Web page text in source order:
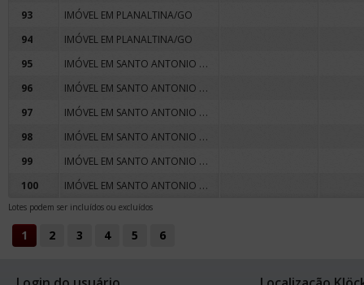
93
IMÓVEL EM PLANALTINA/GO
94
IMÓVEL EM PLANALTINA/GO
95
IMÓVEL EM SANTO ANTONIO DO DESCOBERTO/GO
96 IMÓVEL EM SANTO ANTONIO DO DESCOBERTO/GO
97 IMÓVEL EM SANTO ANTONIO DO DESCOBERTO/GO
98 IMÓVEL EM SANTO ANTONIO DO DESCOBERTO/GO
99 IMÓVEL EM SANTO ANTONIO DO DESCOBERTO/GO
100 IMÓVEL EM SANTO ANTONIO DO DESCOBERTO/GO
Lotes podem ser incluídos ou excluídos
1 2 3 4 5 6